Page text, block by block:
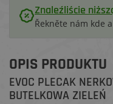
Znaleźliście
Řekněte nám kde
OPIS PRODUKTU
EVOC PLECAK
BUTELKOWA ZIELEŃ